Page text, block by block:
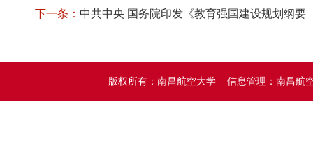
下一条： 中共中央 国务院印发《教育强国建设规划纲
版权所有：南昌航空大学 信息管理：南昌